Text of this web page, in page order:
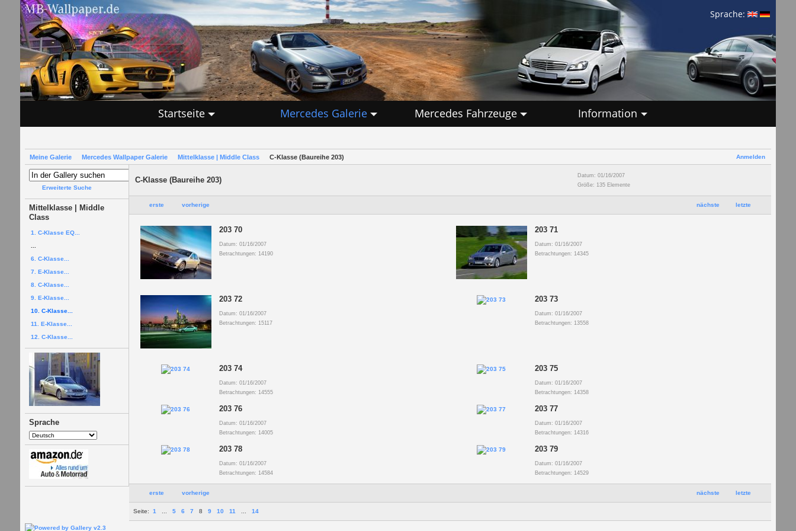
Sprache:
Startseite Mercedes Galerie Mercedes Fahrzeuge Information
Anmelden
Meine Galerie Mercedes Wallpaper Galerie Mittelklasse | Middle Class C-Klasse (Baureihe 203)
Erweiterte Suche
Mittelklasse | Middle
Class
1. C-Klasse EQ...
6. C-Klasse...
7. E-Klasse...
8. C-Klasse...
9. E-Klasse...
10. C-Klasse...
11. E-Klasse...
12. C-Klasse...
Sprache
C-Klasse (Baureihe 203)
Datum: 01/16/2007
Größe: 135 Elemente
nächste letzte
erste vorherige
203 70
Datum: 01/16/2007
Betrachtungen: 14190
203 71
Datum: 01/16/2007
Betrachtungen: 14345
203 72
Datum: 01/16/2007
Betrachtungen: 15117
203 73
Datum: 01/16/2007
Betrachtungen: 13558
203 74
Datum: 01/16/2007
Betrachtungen: 14555
203 75
Datum: 01/16/2007
Betrachtungen: 14358
203 76
Datum: 01/16/2007
Betrachtungen: 14005
203 77
Datum: 01/16/2007
Betrachtungen: 14316
203 78
Datum: 01/16/2007
Betrachtungen: 14584
203 79
Datum: 01/16/2007
Betrachtungen: 14529
nächste letzte
erste vorherige
Seite: 1 5 6 7 8 9 10 11 14